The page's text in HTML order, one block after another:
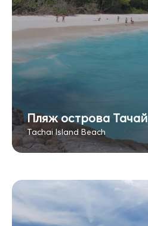
Пляж острова Тачай
Tachai Island Beach